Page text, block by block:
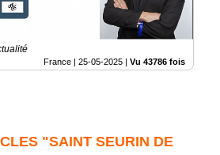
France | 25-05-2025 | Vu 43786 fois
"SAINT SEURIN DE